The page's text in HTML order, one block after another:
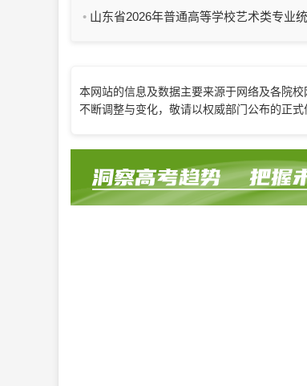
描试题评析
山东省2026年普通高等学校艺术类专业
本网站的信息及数据主要来源于网络及各院
不断调整与变化，敬请以权威部门公布的正式